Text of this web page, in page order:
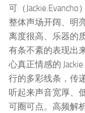
可（Jackie.Evancho
整体声场开阔、明
离度很高、乐器的
有条不紊的表现出
心真正情感的
行的多彩线条，传
听起来声音宽厚、
可圈可点。高频解